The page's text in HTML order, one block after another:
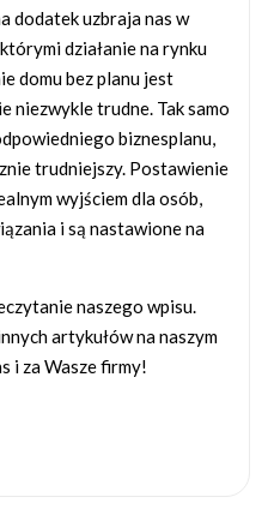
dodatek uzbraja nas w
działanie na rynku
domu bez planu jest
niezwykle trudne. Tak samo
biznesplanu,
trudniejszy. Postawienie
wyjściem dla osób,
i są nastawione na
naszego wpisu.
artykułów na naszym
i za Wasze firmy!